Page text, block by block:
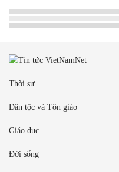
Thời sự
Dân tộc và Tôn giáo
Giáo dục
Đời sống